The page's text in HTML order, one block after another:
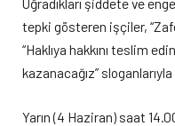
tepki gösteren işçiler,
“Haklıya hakkını teslim
kazanacağız” sloganlarıyla
Yarın (4 Haziran) saat